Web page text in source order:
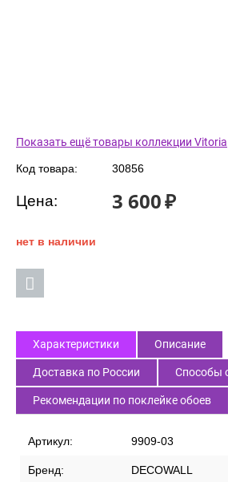
Показать ещё товары коллекции Vitoria
Код товара: 30856
Цена: 3 600₽
нет в наличии
Характеристики Описание
Доставка по России Способы
Рекомендации по поклейке обоев
Артикул: 9909-03
Бренд: DECOWALL